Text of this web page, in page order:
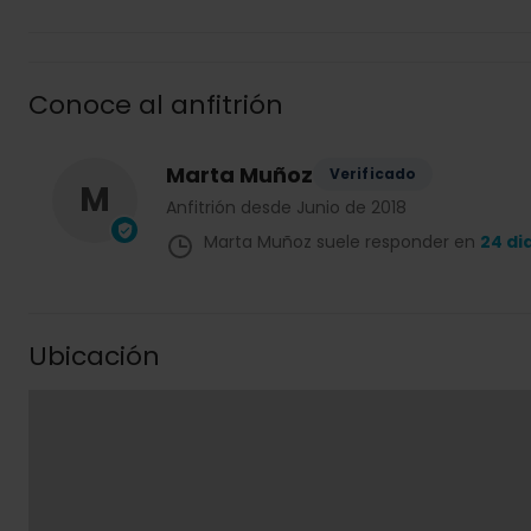
Conoce al anfitrión
M
Marta Muñoz Verificado
Anfitrión desde Junio de 2018
Marta Muñoz suele responder en 24
Ubicación